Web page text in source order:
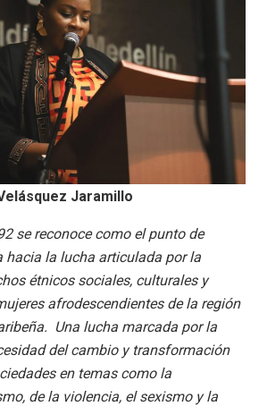
Jaramillo
se reconoce como el punto de
hacia la lucha articulada por la
étnicos sociales, culturales y
afrodescendientes de la región
Una lucha marcada por la
del cambio y transformación
en temas como la
de la violencia, el sexismo y la